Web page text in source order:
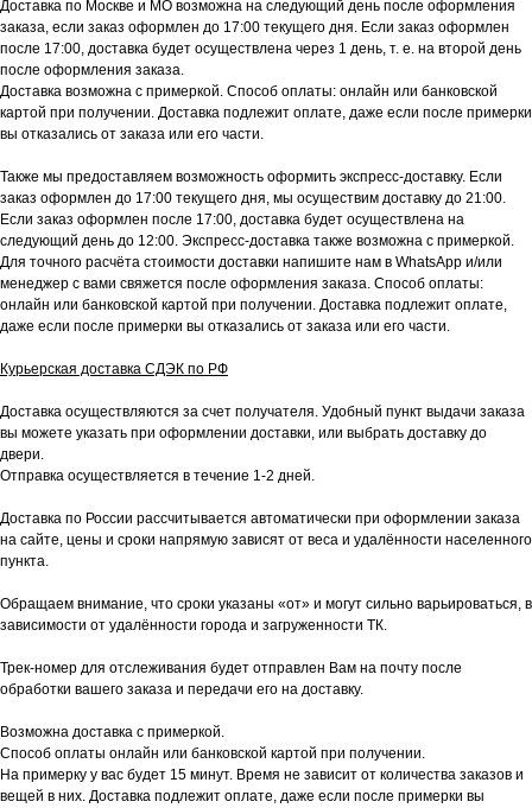
Доставка по Москве и МО возможна на следующий день после оформления
заказа, если заказ оформлен до 17:00 текущего дня. Если заказ оформлен
после 17:00, доставка будет осуществлена через 1 день, т. е. на второй день
после оформления заказа.
Доставка возможна с примеркой. Способ оплаты: онлайн или банковской
картой при получении. Доставка подлежит оплате, даже если после примерки
вы отказались от заказа или его части.
Также мы предоставляем возможность оформить экспресс-доставку. Если
заказ оформлен до 17:00 текущего дня, мы осуществим доставку до 21:00.
Если заказ оформлен после 17:00, доставка будет осуществлена на
следующий день до 12:00. Экспресс-доставка также возможна с примеркой.
Для точного расчёта стоимости доставки напишите нам в WhatsApp и/или
менеджер с вами свяжется после оформления заказа. Способ оплаты:
онлайн или банковской картой при получении. Доставка подлежит оплате,
даже если после примерки вы отказались от заказа или его части.
Курьерская доставка СДЭК по РФ
Доставка осуществляются за счет получателя. Удобный пункт выдачи заказа
вы можете указать при оформлении доставки, или выбрать доставку до
двери.
Отправка осуществляется в течение 1-2 дней.
Доставка по России рассчитывается автоматически при оформлении заказа
на сайте, цены и сроки напрямую зависят от веса и удалённости населенного
пункта.
Обращаем внимание, что сроки указаны «от» и могут сильно варьироваться, в
зависимости от удалённости города и загруженности ТК.
Трек-номер для отслеживания будет отправлен Вам на почту после
обработки вашего заказа и передачи его на доставку.
Возможна доставка с примеркой.
Способ оплаты онлайн или банковской картой при получении.
На примерку у вас будет 15 минут. Время не зависит от количества заказов и
вещей в них. Доставка подлежит оплате, даже если после примерки вы